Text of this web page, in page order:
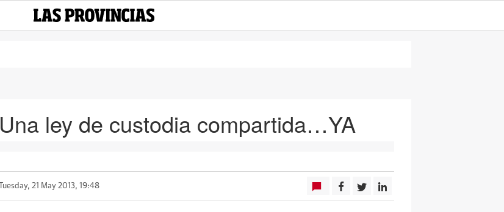
Una ley de custodia compartida…YA
Tuesday, 21 May 2013, 19:48